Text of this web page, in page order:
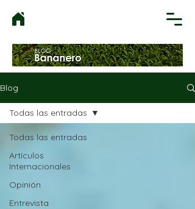
Blog
Todas las entradas
Artículos
Internacionales
Opinión
Entrevista
Todas las entradas